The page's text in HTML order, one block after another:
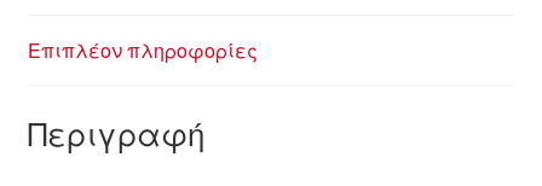
Επιπλέον πληροφορίες
Περιγραφή